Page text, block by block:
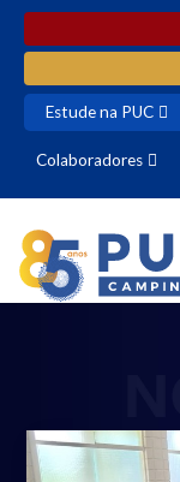
Estude na PUC
Colaboradores